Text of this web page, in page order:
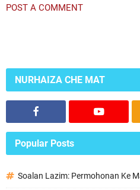
POST A COMMENT
NURHAIZA CHE MAT
Popular Posts
Soalan Lazim: Permohonan Ke